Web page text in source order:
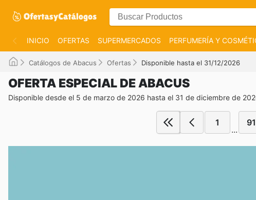
INICIO OFERTAS SUPERMERCADOS PERFUMERÍA Y
Catálogos de Abacus Ofertas Disponible hasta el 31/12/2026
OFERTA ESPECIAL DE ABACUS
Disponible desde el 5 de marzo de 2026 hasta el 31 de diciembre de
1
...
91